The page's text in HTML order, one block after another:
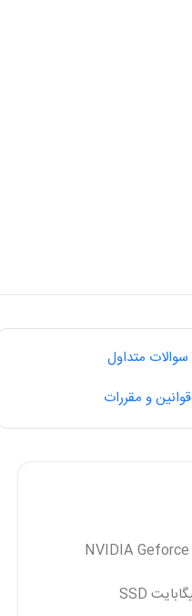
سوالات متداول
قوانین و مقررات